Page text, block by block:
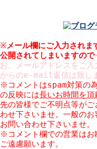
※メール欄にご入力されま
公開 されてしまいますので
お、メールアドレスをご
からのe-mail返信は致し
※コメントはspam対策の
の反映には長いお時間を
先の皆様でご不明点等が
わせ下さいませ。一般の
お問い合わせ下さいませ。
※コメント欄での営業はお
ご遠慮願います。